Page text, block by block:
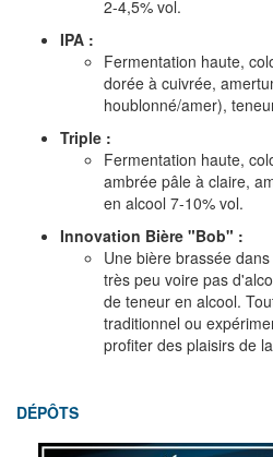
2-4,5% vol.
IPA :
Fermentation haute,
dorée à cuivrée,
houblonné/amer),
Triple :
Fermentation haute,
ambrée pâle à claire,
en alcool 7-10% vol.
Innovation Bière "Bob" :
Une bière brassée
très peu voire pas
de teneur en alcool.
traditionnel ou
profiter des plaisirs de
DÉPÔTS